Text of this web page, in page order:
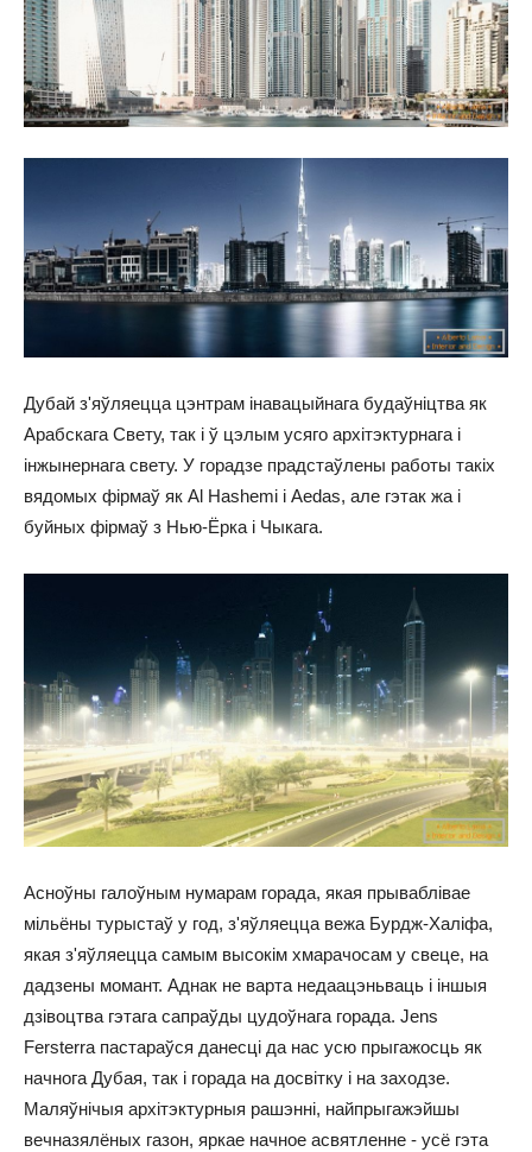
Дубай з'яўляецца цэнтрам інавацыйнага будаўніцтва як
Арабскага Свету, так і ў цэлым усяго архітэктурнага і
інжынернага свету. У горадзе прадстаўлены работы такіх
вядомых фірмаў як Al Hashemi і Aedas, але гэтак жа і
буйных фірмаў з Нью-Ёрка і Чыкага.
Асноўны галоўным нумарам горада, якая прываблівае
мільёны турыстаў у год, з'яўляецца вежа Бурдж-Халіфа,
якая з'яўляецца самым высокім хмарачосам у свеце, на
дадзены момант. Аднак не варта недаацэньваць і іншыя
дзівоцтва гэтага сапраўды цудоўнага горада. Jens
Fersterra пастараўся данесці да нас усю прыгажосць як
начнога Дубая, так і горада на досвітку і на заходзе.
Маляўнічыя архітэктурныя рашэнні, найпрыгажэйшы
вечназялёных газон, яркае начное асвятленне - усё гэта